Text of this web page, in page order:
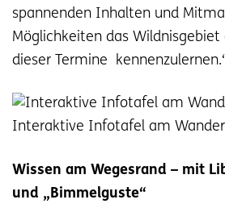
spannenden Inhalten und
Möglichkeiten das
dieser Termine
Interaktive Infotafel am
Wissen am Wegesrand – mit
und „Bimmelguste“